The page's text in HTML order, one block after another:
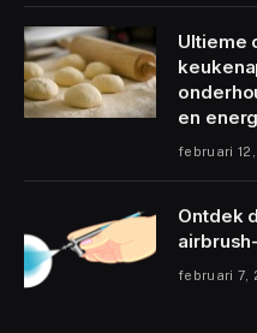
Ultieme
en
februari
Ontdek
februari 7,